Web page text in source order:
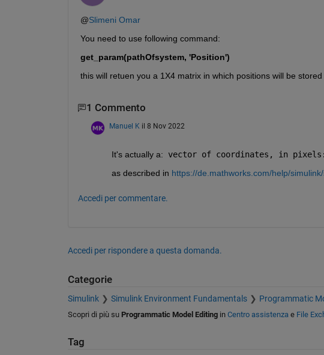
@Slimeni Omar
You need to use following command:
get_param(pathOfsystem, 'Position')
this will retuen you a 1X4 matrix in which positions will be
1 Commento
Manuel K il 8 Nov 2022
It's actually a: vector of coordinates, in
as described in https://de.mathworks.com/help/
Accedi per commentare.
Accedi per rispondere a questa domanda.
Categorie
Simulink Simulink Environment Fundamentals Programmatic
Scopri di più su Programmatic Model Editingin Centro assistenzae File
Tag